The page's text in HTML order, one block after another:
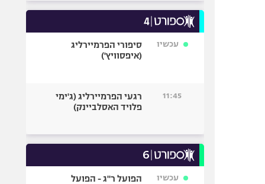
עכשיו
סיפורי הפרמיירליג
(איפסוויץ')
11:45
רגעי הפרמיירליג (ג'ימי
פלויד האסלביינק)
עכשיו
הפועל ר"ג - הפועל